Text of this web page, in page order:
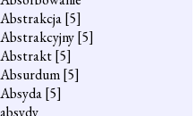
Abstrakcja[5]
Abstrakcyjny[5]
Abstrakt[5]
Absurdum[5]
Absyda[5]
absydy